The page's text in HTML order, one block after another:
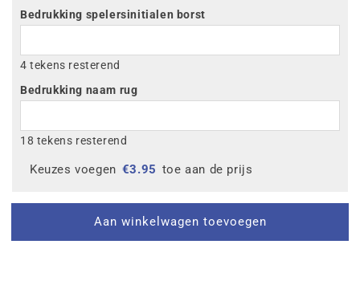
Bedrukking spelersinitialen borst
4 tekens resterend
Bedrukking naam rug
18 tekens resterend
Keuzes voegen €3.95 toe aan de prijs
Aan winkelwagen toevoegen